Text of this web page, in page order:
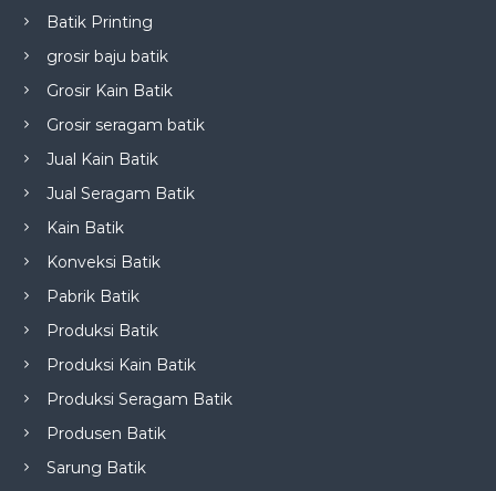
Batik Printing
grosir baju batik
Grosir Kain Batik
Grosir seragam batik
Jual Kain Batik
Jual Seragam Batik
Kain Batik
Konveksi Batik
Pabrik Batik
Produksi Batik
Produksi Kain Batik
Produksi Seragam Batik
Produsen Batik
Sarung Batik